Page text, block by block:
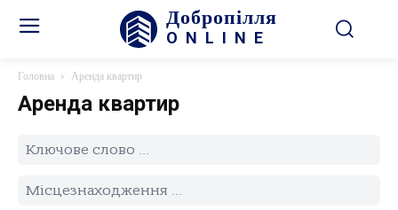
Добропілля
ONLINE
Головна Аренда квартир
Аренда квартир